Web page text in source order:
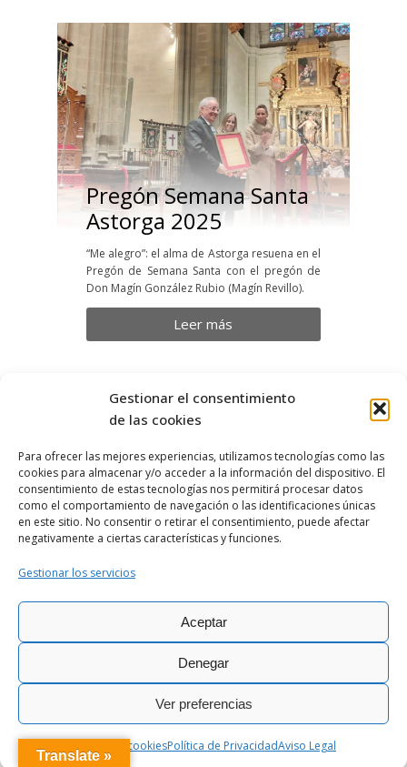
Gestionar el consentimiento
de las cookies
Para ofrecer las mejores experiencias, utilizamos tecnologías como las
cookies para almacenar y/o acceder a la información del dispositivo. El
consentimiento de estas tecnologías nos permitirá procesar datos
como el comportamiento de navegación o las identificaciones únicas
en este sitio. No consentir o retirar el consentimiento, puede afectar
negativamente a ciertas características y funciones.
Gestionar los servicios
Aceptar
Denegar
Ver preferencias
Política de cookiesPolítica de PrivacidadAviso Legal
Pregón Semana Santa
Astorga 2025
“Me alegro”: el alma de Astorga resuena en el
Pregón de Semana Santa con el pregón de
Don Magín González Rubio (Magín Revillo).
Leer más
OBISPADO DE
ASTORGA
Ciber@stor © Todos los derechos |Política de
|Aviso
|Política de
Translate »